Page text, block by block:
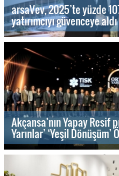
arsaVev, 2025’te yüzde
yatırımcıyı güvenceye aldı
Akçansa’nın Yapay Resif
Yarınlar’ ‘Yeşil Dönüşüm’